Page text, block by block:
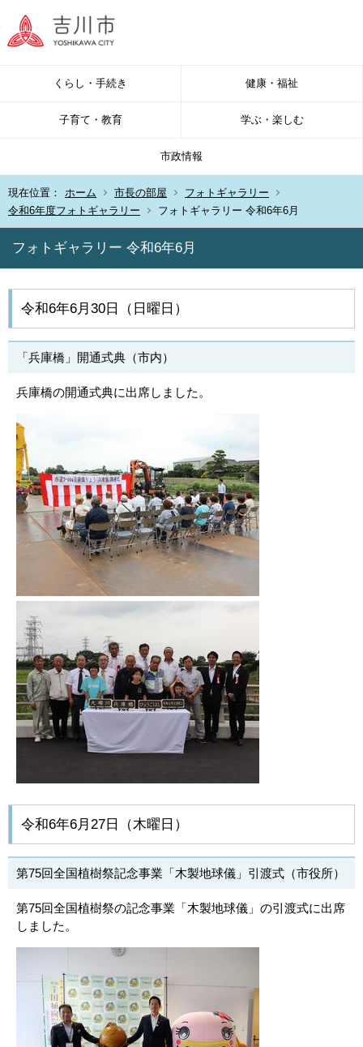
くらし・手続き 健康・福祉
子育て・教育 学ぶ・楽しむ
市政情報
現在位置： ホーム 市長の部屋
フォトギャラリー
令和6年度フォトギャラリー
フォトギャラリー 令和6年6月
フォトギャラリー 令和6年6月
令和6年6月30日（日曜日）
「兵庫橋」開通式典（市内）
兵庫橋の開通式典に出席しました。
令和6年6月27日（木曜日）
第75回全国植樹祭記念事業「木製地球儀」引渡式（市役所）
第75回全国植樹祭の記念事業「木製地球儀」の引渡式に出席
しました。